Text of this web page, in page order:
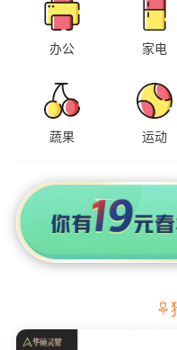
办公 家电
蔬果 运动